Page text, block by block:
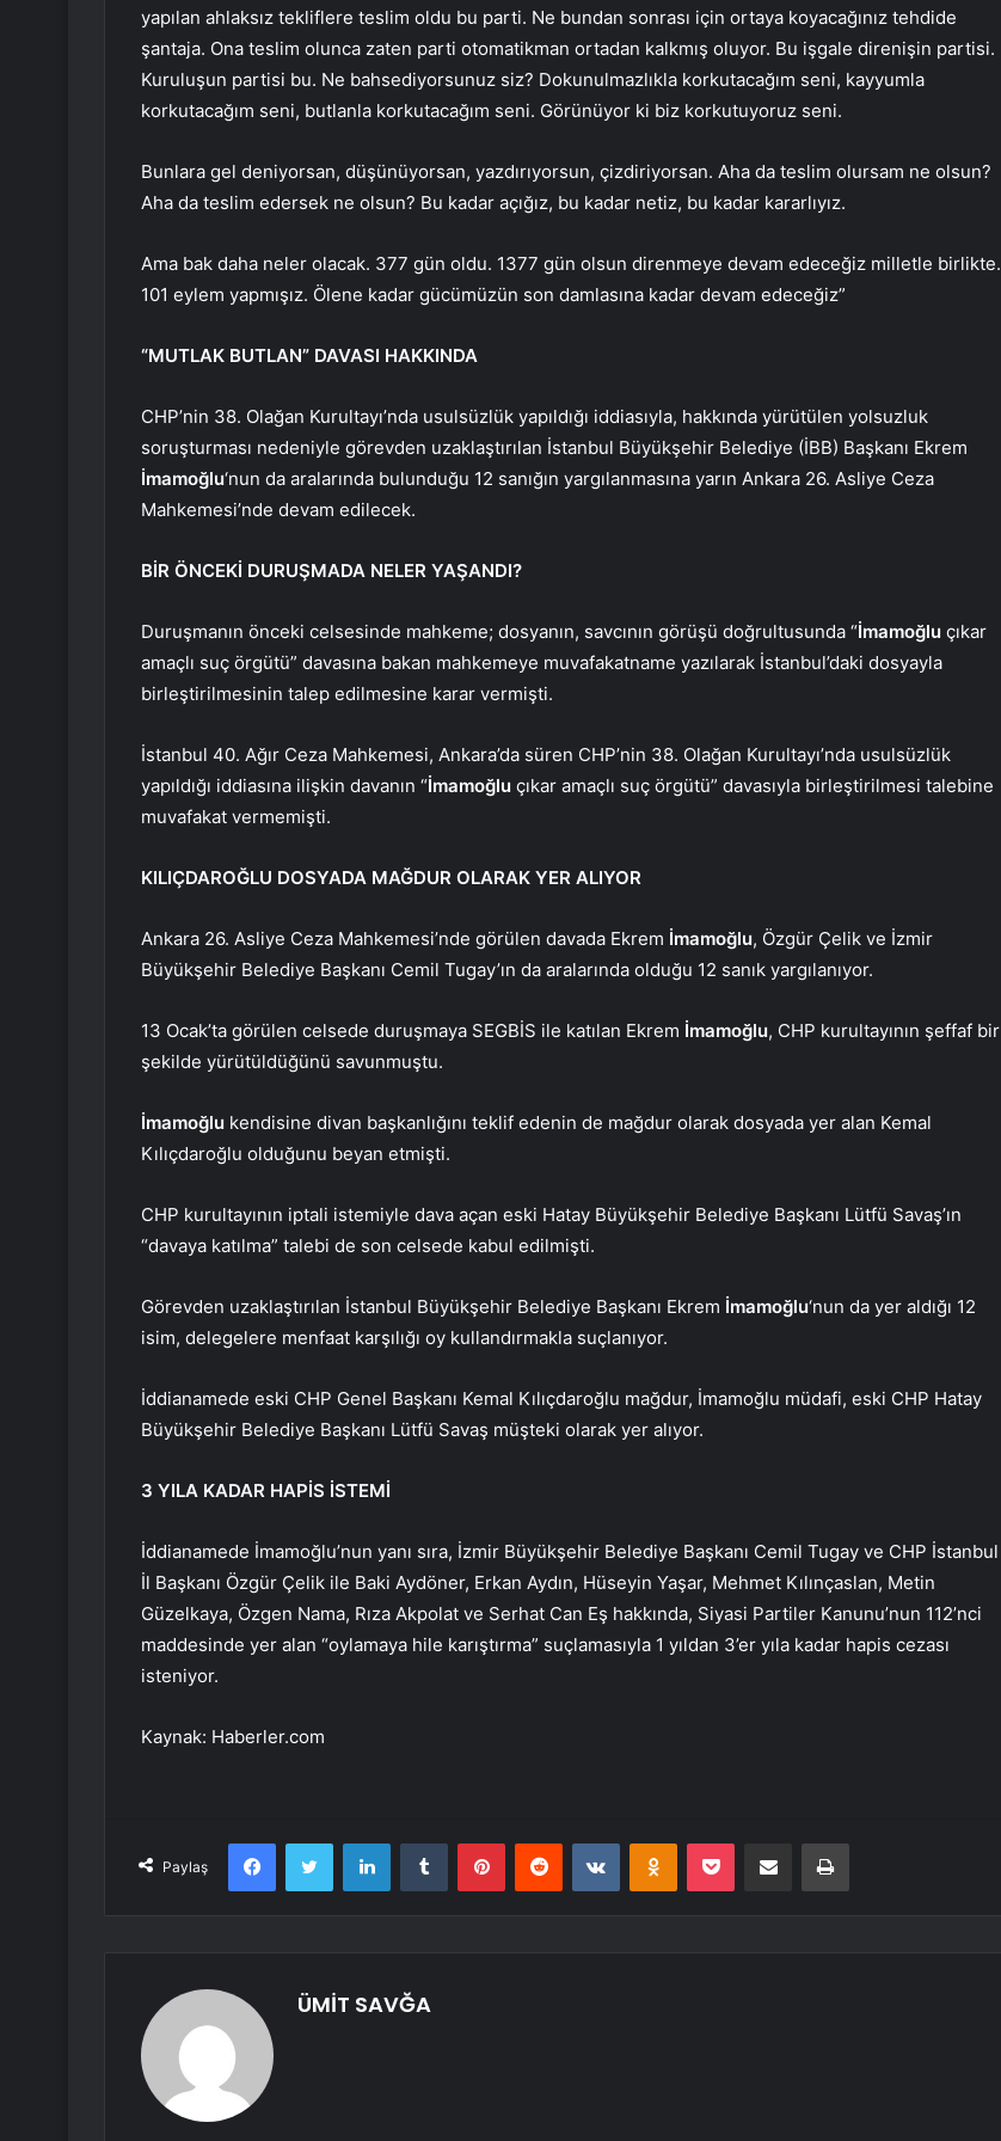
yapılan ahlaksız tekliflere teslim oldu bu parti. Ne bundan sonrası için ortaya koyacağınız tehdide
şantaja. Ona teslim olunca zaten parti otomatikman ortadan kalkmış oluyor. Bu işgale direnişin partisi.
Kuruluşun partisi bu. Ne bahsediyorsunuz siz? Dokunulmazlıkla korkutacağım seni, kayyumla
korkutacağım seni, butlanla korkutacağım seni. Görünüyor ki biz korkutuyoruz seni.
Bunlara gel deniyorsan, düşünüyorsan, yazdırıyorsun, çizdiriyorsan. Aha da teslim olursam ne olsun?
Aha da teslim edersek ne olsun? Bu kadar açığız, bu kadar netiz, bu kadar kararlıyız.
Ama bak daha neler olacak. 377 gün oldu. 1377 gün olsun direnmeye devam edeceğiz milletle birlikte.
101 eylem yapmışız. Ölene kadar gücümüzün son damlasına kadar devam edeceğiz”
“MUTLAK BUTLAN” DAVASI HAKKINDA
CHP’nin 38. Olağan Kurultayı’nda usulsüzlük yapıldığı iddiasıyla, hakkında yürütülen yolsuzluk
soruşturması nedeniyle görevden uzaklaştırılan İstanbul Büyükşehir Belediye (İBB) Başkanı Ekrem
İmamoğlu‘nun da aralarında bulunduğu 12 sanığın yargılanmasına yarın Ankara 26. Asliye Ceza
Mahkemesi’nde devam edilecek.
BİR ÖNCEKİ DURUŞMADA NELER YAŞANDI?
Duruşmanın önceki celsesinde mahkeme; dosyanın, savcının görüşü doğrultusunda “İmamoğlu çıkar
amaçlı suç örgütü” davasına bakan mahkemeye muvafakatname yazılarak İstanbul’daki dosyayla
birleştirilmesinin talep edilmesine karar vermişti.
İstanbul 40. Ağır Ceza Mahkemesi, Ankara’da süren CHP’nin 38. Olağan Kurultayı’nda usulsüzlük
yapıldığı iddiasına ilişkin davanın “İmamoğlu çıkar amaçlı suç örgütü” davasıyla birleştirilmesi talebine
muvafakat vermemişti.
KILIÇDAROĞLU DOSYADA MAĞDUR OLARAK YER ALIYOR
Ankara 26. Asliye Ceza Mahkemesi’nde görülen davada Ekrem İmamoğlu, Özgür Çelik ve İzmir
Büyükşehir Belediye Başkanı Cemil Tugay’ın da aralarında olduğu 12 sanık yargılanıyor.
13 Ocak’ta görülen celsede duruşmaya SEGBİS ile katılan Ekrem İmamoğlu, CHP kurultayının şeffaf bir
şekilde yürütüldüğünü savunmuştu.
İmamoğlu kendisine divan başkanlığını teklif edenin de mağdur olarak dosyada yer alan Kemal
Kılıçdaroğlu olduğunu beyan etmişti.
CHP kurultayının iptali istemiyle dava açan eski Hatay Büyükşehir Belediye Başkanı Lütfü Savaş’ın
“davaya katılma” talebi de son celsede kabul edilmişti.
Görevden uzaklaştırılan İstanbul Büyükşehir Belediye Başkanı Ekrem İmamoğlu‘nun da yer aldığı 12
isim, delegelere menfaat karşılığı oy kullandırmakla suçlanıyor.
İddianamede eski CHP Genel Başkanı Kemal Kılıçdaroğlu mağdur, İmamoğlu müdafi, eski CHP Hatay
Büyükşehir Belediye Başkanı Lütfü Savaş müşteki olarak yer alıyor.
3 YILA KADAR HAPİS İSTEMİ
İddianamede İmamoğlu’nun yanı sıra, İzmir Büyükşehir Belediye Başkanı Cemil Tugay ve CHP İstanbul
İl Başkanı Özgür Çelik ile Baki Aydöner, Erkan Aydın, Hüseyin Yaşar, Mehmet Kılınçaslan, Metin
Güzelkaya, Özgen Nama, Rıza Akpolat ve Serhat Can Eş hakkında, Siyasi Partiler Kanunu’nun 112’nci
maddesinde yer alan “oylamaya hile karıştırma” suçlamasıyla 1 yıldan 3’er yıla kadar hapis cezası
isteniyor.
Kaynak: Haberler.com
Paylaş
FacebookTwitter LinkedInTumblr PinterestReddit VKontakteOdnoklassniki
Pocket E-Posta ile paylaş Yazdır
ÜMİT SAVĞA